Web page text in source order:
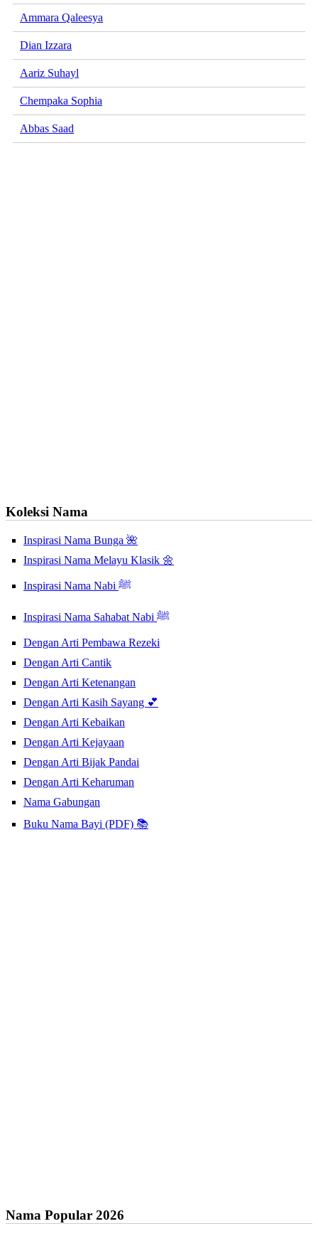
Ammara Qaleesya
Dian Izzara
Aariz Suhayl
Chempaka Sophia
Abbas Saad
Koleksi Nama
Inspirasi Nama Bunga 🌺
Inspirasi Nama Melayu Klasik 🌼
Inspirasi Nama Nabi ﷺ
Inspirasi Nama Sahabat Nabi ﷺ
Dengan Arti Pembawa Rezeki
Dengan Arti Cantik
Dengan Arti Ketenangan
Dengan Arti Kasih Sayang 💕
Dengan Arti Kebaikan
Dengan Arti Kejayaan
Dengan Arti Bijak Pandai
Dengan Arti Keharuman
Nama Gabungan
Buku Nama Bayi (PDF) 📚
Nama Popular 2026